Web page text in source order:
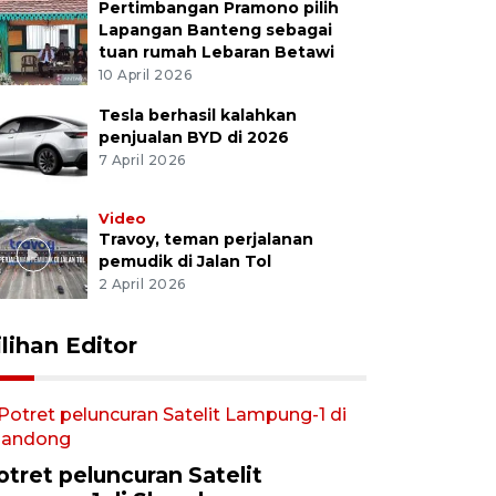
Pertimbangan Pramono pilih
Lapangan Banteng sebagai
tuan rumah Lebaran Betawi
10 April 2026
Tesla berhasil kalahkan
penjualan BYD di 2026
7 April 2026
Video
Travoy, teman perjalanan
pemudik di Jalan Tol
2 April 2026
Editor
peluncuran Satelit